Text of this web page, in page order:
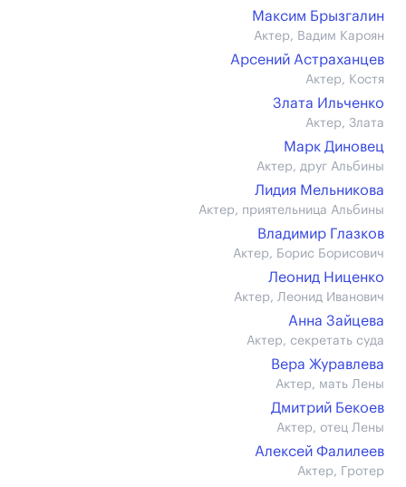
Максим Брызгалин
Актер, Вадим Кароян
Арсений Астраханцев
Актер, Костя
Злата Ильченко
Актер, Злата
Марк Диновец
Актер, друг Альбины
Лидия Мельникова
Актер, приятельница Альбины
Владимир Глазков
Актер, Борис Борисович
Леонид Ниценко
Актер, Леонид Иванович
Анна Зайцева
Актер, секретать суда
Вера Журавлева
Актер, мать Лены
Дмитрий Бекоев
Актер, отец Лены
Алексей Фалилеев
Актер, Гротер